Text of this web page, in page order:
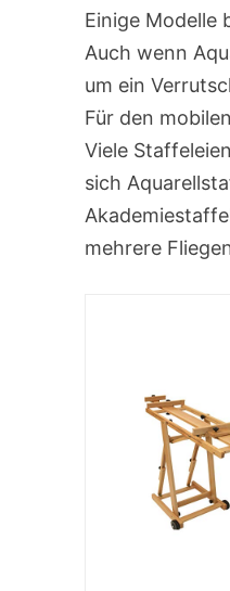
Einige Modelle
Auch wenn
um ein
Für den
Viele
sich
mehrere